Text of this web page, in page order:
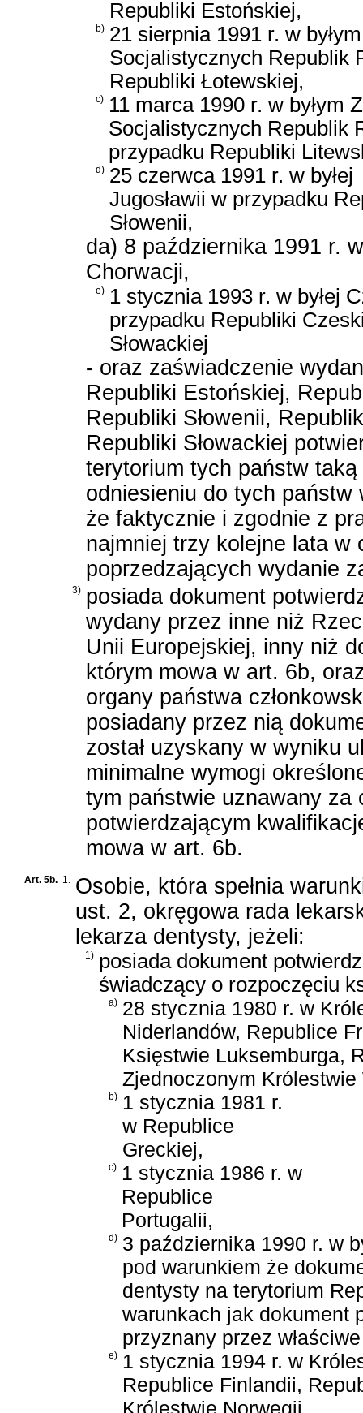
Republiki Estońskiej,
b) 21 sierpnia 1991 r. w
Socjalistycznych Republik
Republiki Łotewskiej,
c) 11 marca 1990 r. w byłym
Socjalistycznych Republik
przypadku Republiki
d) 25 czerwca 1991 r. w byłej
Jugosławii w przypadku
Słowenii,
da) 8 października 1991 r.
Chorwacji,
e) 1 stycznia 1993 r. w byłej
przypadku Republiki
Słowackiej
- oraz zaświadczenie
Republiki Estońskiej,
Republiki Słowenii,
Republiki Słowackiej
terytorium tych państw
odniesieniu do tych
że faktycznie i zgodnie z
najmniej trzy kolejne lata w
poprzedzających wydanie
3) posiada dokument
wydany przez inne niż
Unii Europejskiej, inny niż
którym mowa w art. 6b,
organy państwa
posiadany przez nią
został uzyskany w wyniku
minimalne wymogi
tym państwie uznawany za
potwierdzającym
mowa w art. 6b.
Art. 5b. 1.
Osobie, która spełnia
ust. 2, okręgowa rada
lekarza dentysty, jeżeli:
1) posiada dokument
świadczący o rozpoczęciu
a) 28 stycznia 1980 r. w
Niderlandów, Republice
Księstwie Luksemburga,
Zjednoczonym
b) 1 stycznia 1981 r.
w Republice
Greckiej,
c) 1 stycznia 1986 r. w
Republice
Portugalii,
d) 3 października 1990 r. w
pod warunkiem że
dentysty na terytorium
warunkach jak dokument
przyznany przez
e) 1 stycznia 1994 r. w
Republice Finlandii,
Królestwie Norwegii,